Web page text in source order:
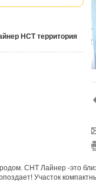
НСТ территория
СНТ Лайнер -это
Участок